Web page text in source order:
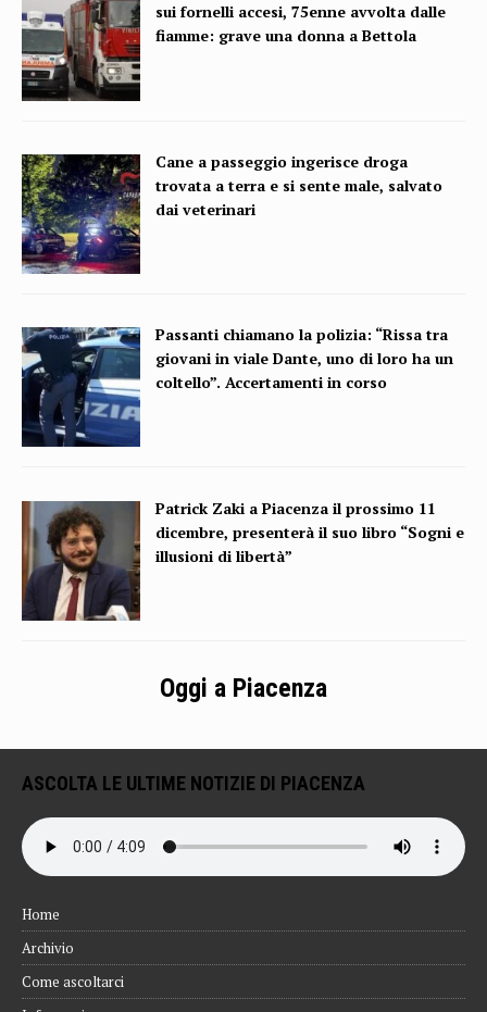
sui fornelli accesi, 75enne avvolta dalle
fiamme: grave una donna a Bettola
Cane a passeggio ingerisce droga
trovata a terra e si sente male, salvato
dai veterinari
Passanti chiamano la polizia: “Rissa tra
giovani in viale Dante, uno di loro ha un
coltello”. Accertamenti in corso
Patrick Zaki a Piacenza il prossimo 11
dicembre, presenterà il suo libro “Sogni e
illusioni di libertà”
Oggi a Piacenza
ASCOLTA LE ULTIME NOTIZIE DI PIACENZA
Home
Archivio
Come ascoltarci